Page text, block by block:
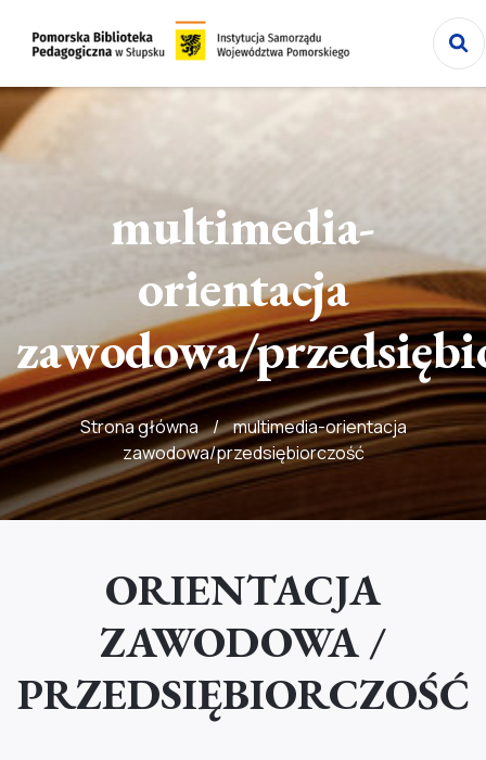
Przejdź
do
treści
Przejdź
do
multimedia-
orientacja
zawodowa/
Strona główna / multimedia-orientacja
zawodowa/przedsiębiorczość
ORIENTACJA
ZAWODOWA /
PRZEDSIĘBIORCZOŚĆ